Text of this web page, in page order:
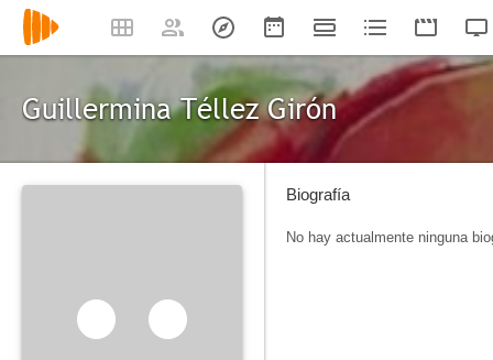
Guillermina Téllez Girón
Biografía
No hay actualmente ninguna